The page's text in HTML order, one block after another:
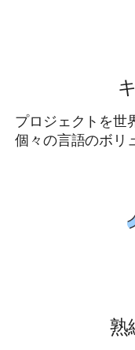
プロジェクトを世
個々の言語のボリ
熟